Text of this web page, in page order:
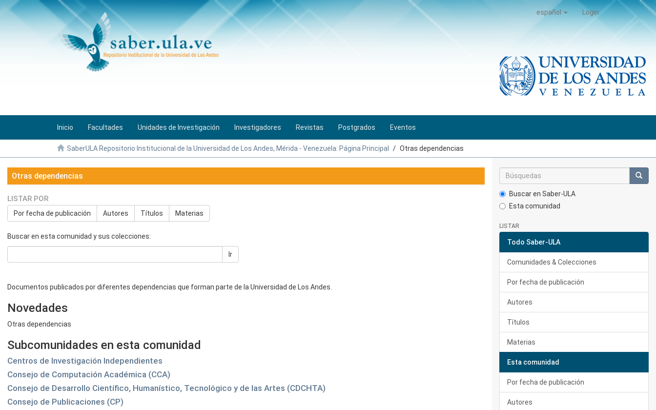
español Login
Inicio Facultades Unidades de Investigación Investigadores Revistas Postgrados Eventos
SaberULA Repositorio Institucional de la Universidad de Los Andes, Mérida - Venezuela: Página Principal Otras dependencias
Otras dependencias
LISTAR POR
Por fecha de publicación Autores Títulos Materias
Buscar en esta comunidad y sus colecciones:
Ir
Documentos publicados por diferentes dependencias que forman parte de la Universidad de Los Andes.
Novedades
Otras dependencias
Subcomunidades en esta comunidad
Centros de Investigación Independientes
Consejo de Computación Académica (CCA)
Consejo de Desarrollo Científico, Humanístico, Tecnológico y de las Artes (CDCHTA)
Consejo de Publicaciones (CP)
Buscar en Saber-ULA
Esta comunidad
LISTAR
Todo Saber-ULA
Comunidades & Colecciones
Por fecha de publicación
Autores
Títulos
Materias
Esta comunidad
Por fecha de publicación
Autores